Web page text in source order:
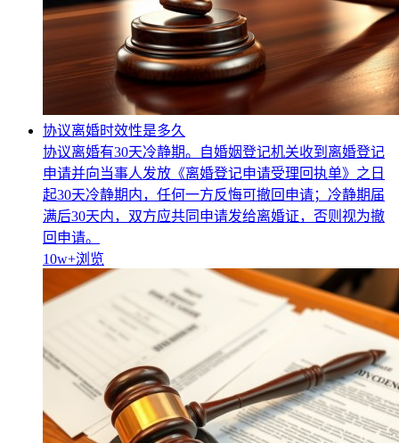
协议离婚时效性是多久
协议离婚有30天冷静期。自婚姻登记机关收到离婚登记
申请并向当事人发放《离婚登记申请受理回执单》之日
起30天冷静期内，任何一方反悔可撤回申请；冷静期届
满后30天内，双方应共同申请发给离婚证，否则视为撤
回申请。
10w+浏览